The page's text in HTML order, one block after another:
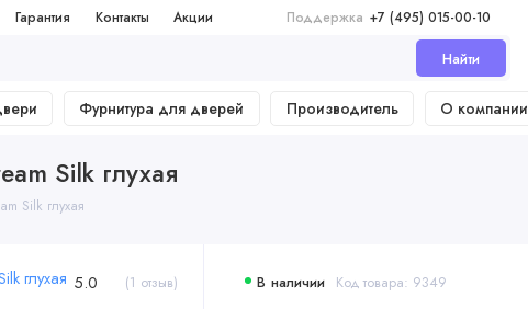
Гарантия Контакты Акции Поддержка +7 (495) 015-00-10
Найти
Фурнитура для дверей Производитель О компании
Silk глухая
Silk глухая
5.0 (1 отзыв) В наличии Код товара: 9349